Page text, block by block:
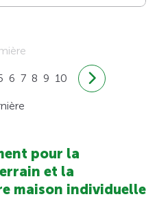
6 7 8 9 10
pour la
et la
maison individuelle